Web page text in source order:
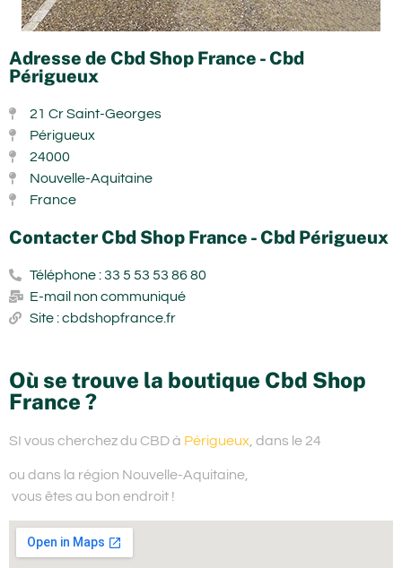
Adresse de Cbd Shop France - Cbd
Périgueux
21 Cr Saint-Georges
Périgueux
24000
Nouvelle-Aquitaine
France
Contacter Cbd Shop France - Cbd Périgueux
Téléphone : 33 5 53 53 86 80
E-mail non communiqué
Site : cbdshopfrance.fr
Où se trouve la boutique Cbd Shop
France ?
SI vous cherchez du CBD à Périgueux , dans le 24
ou dans la région Nouvelle-Aquitaine,
vous êtes au bon endroit !